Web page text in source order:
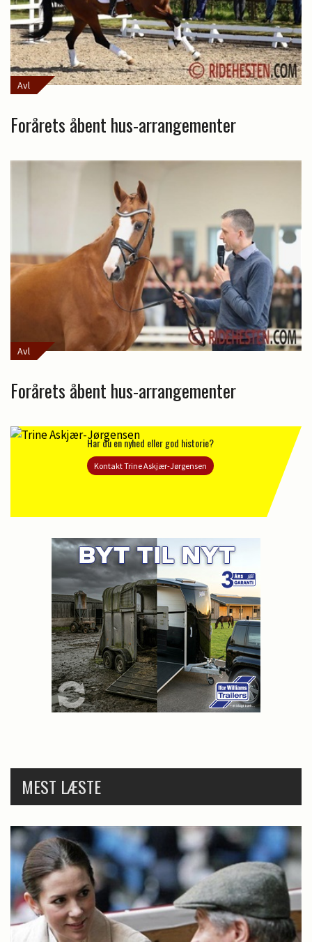
Avl
Forårets åbent hus-arrangementer
Avl
Forårets åbent hus-arrangementer
Har du en nyhed eller god historie?
Kontakt Trine Askjær-Jørgensen
MEST LÆSTE